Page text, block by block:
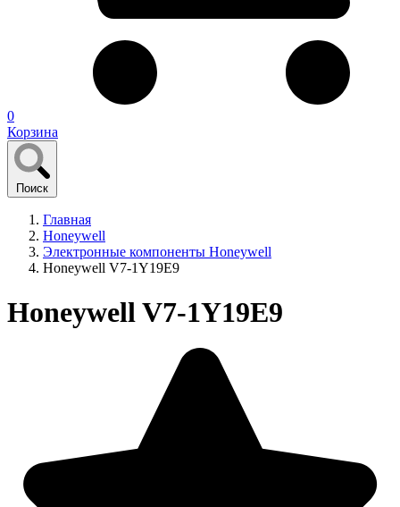
0
Корзина
Поиск
Главная
Honeywell
Электронные компоненты Honeywell
Honeywell V7-1Y19E9
Honeywell V7-1Y19E9